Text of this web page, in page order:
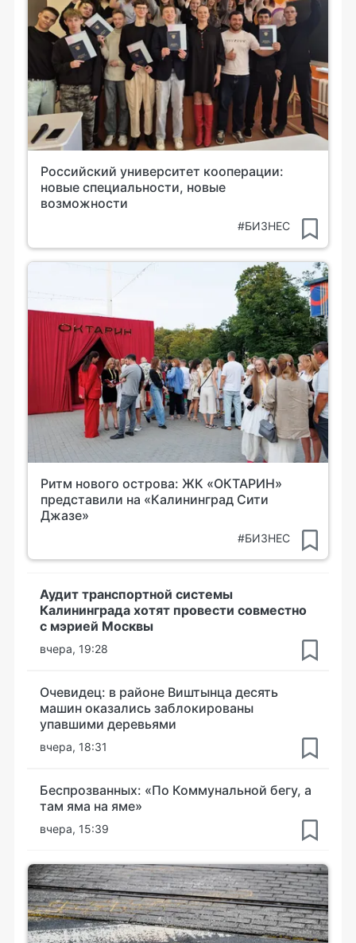
Российский университет кооперации:
новые специальности, новые
возможности
#БИЗНЕС
Ритм нового острова: ЖК «ОКТАРИН»
представили на «Калининград Сити
Джазе»
#БИЗНЕС
Аудит транспортной системы
Калининграда хотят провести совместно
с мэрией Москвы
вчера, 19:28
Очевидец: в районе Виштынца десять
машин оказались заблокированы
упавшими деревьями
вчера, 18:31
Беспрозванных: «По Коммунальной бегу, а
там яма на яме»
вчера, 15:39